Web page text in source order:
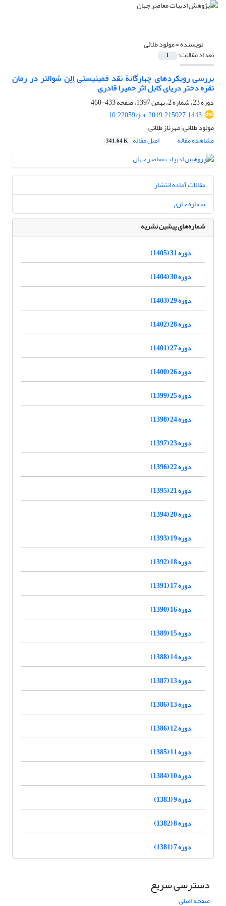
نویسنده =مولود طلائی
تعداد مقالات: 1
بررسی رویکردهای چهارگانة نقد فمینیستی اِلِن شوالتر در رمان
نقره دختر دریای کابل اثر حمیرا قادری
دوره 23، شماره 2، بهمن 1397، صفحه
433-460
10.22059/jor.2019.215027.1443
مولود طلائی، مهرناز طلائی
مشاهده مقاله
اصل مقاله 341.64 K
مقالات آماده انتشار
شماره جاری
شماره‌های پیشین نشریه
دوره 31 (1405)
دوره 30 (1404)
دوره 29 (1403)
دوره 28 (1402)
دوره 27 (1401)
دوره 26 (1400)
دوره 25 (1399)
دوره 24 (1398)
دوره 23 (1397)
دوره 22 (1396)
دوره 21 (1395)
دوره 20 (1394)
دوره 19 (1393)
دوره 18 (1392)
دوره 17 (1391)
دوره 16 (1390)
دوره 15 (1389)
دوره 14 (1388)
دوره 13 (1387)
دوره 13 (1386)
دوره 12 (1386)
دوره 11 (1385)
دوره 10 (1384)
دوره 9 (1383)
دوره 8 (1382)
دوره 7 (1381)
دسترسی سریع
صفحه اصلی